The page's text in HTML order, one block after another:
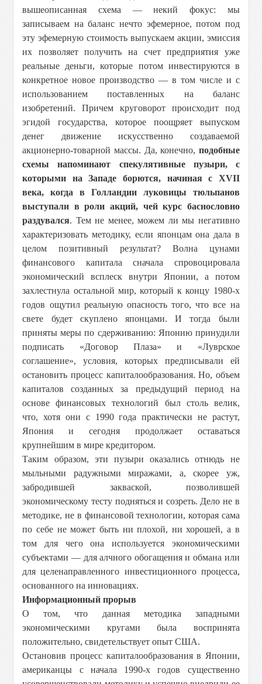
вышеописанная схема — некий фокус: мы
записываем на баланс нечто эфемерное, потом под
эту эфемерную стоимость выпускаем акции, эмиссия
их позволяет получить на счет предприятия уже
реальные деньги, которые потом инвестируются в
конкретное новое производство — в том числе и с
использованием поставленных на баланс
изобретений. Причем круговорот происходит под
эгидой государства, которое поощряет выпуском
денег движение искусственно создаваемой
акционерно-товарной массы. Да, конечно, подобные
схемы напоминают спекулятивные пузыри, с
которыми на Западе борются, начиная с XVII
века, когда в Голландии луковицы тюльпанов
выступали в роли акций, чей курс баснословно
раздувался. Тем не менее, можем ли мы негативно
характеризовать методику, если японцам она дала в
целом позитивный результат? Волна цунами
финансового капитала сначала спровоцировала
экономический всплеск внутри Японии, а потом
захлестнула остальной мир, который к концу 1980-х
годов ощутил реальную опасность того, что все на
свете будет скуплено японцами. И тогда были
приняты меры по сдерживанию: Японию принудили
подписать «Договор Плаза» и «Луврское
соглашение», условия, которых предписывали ей
остановить процесс капиталообразования. Но, объем
капиталов созданных за предыдущий период на
основе финансовых технологий был столь велик,
что, хотя они с 1990 года практически не растут,
Япония и сегодня продолжает оставаться
крупнейшим в мире кредитором.
Таким образом, эти пузыри оказались отнюдь не
мыльными радужными миражами, а, скорее уж,
забродившей закваской, позволившей
экономическому тесту подняться и созреть. Дело не в
методике, не в финансовой технологии, которая сама
по себе не может быть ни плохой, ни хорошей, а в
том для чего она используется экономическими
субъектами — для алчного обогащения и обмана или
для целенаправленного инвестиционного процесса,
основанного на инновациях.
Информационный прорыв
О том, что данная методика западными
экономическими кругами была воспринята
положительно, свидетельствует опыт США.
Остановив процесс капиталообразования в Японии,
американцы с начала 1990-х годов существенно